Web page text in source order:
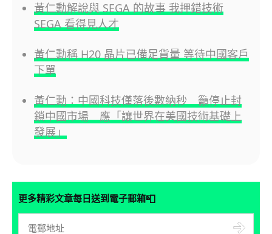
黃仁勳解說與 SEGA 的故事 我押錯技術
SEGA 看得見人才
黃仁勳稱 H20 晶片已備足貨量 等待中國客戶
下單
黃仁勳：中國科技僅落後數納秒 籲停止封
鎖中國市場 應「讓世界在美國技術基礎上
發展」
更多精彩文章每日送到電子郵箱📮